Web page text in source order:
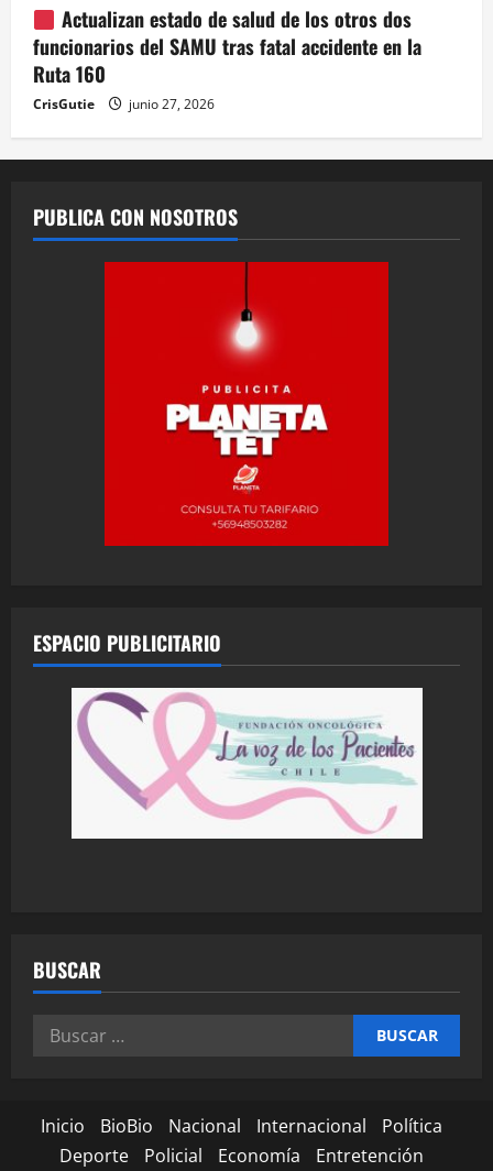
Actualizan estado de salud de los otros dos
funcionarios del SAMU tras fatal accidente en la
Ruta 160
CrisGutie junio 27, 2026
PUBLICA CON NOSOTROS
ESPACIO PUBLICITARIO
BUSCAR
Inicio BioBio Nacional Internacional
Política
Deporte
Policial Economía Entretención